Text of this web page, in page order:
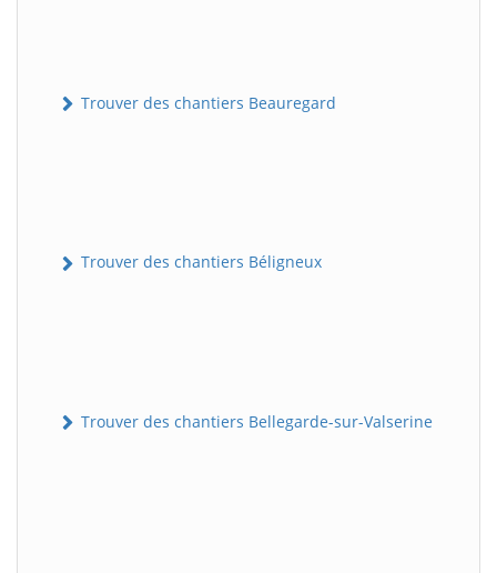
Trouver des chantiers Beauregard
Trouver des chantiers Béligneux
Trouver des chantiers Bellegarde-sur-Valserine